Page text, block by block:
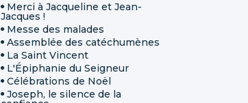
Merci à Jacqueline et Jean-
Jacques !
Messe des malades
Assemblée des catéchumènes
La Saint Vincent
L'Épiphanie du Seigneur
Célébrations de Noël
Joseph, le silence de la